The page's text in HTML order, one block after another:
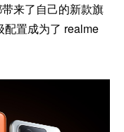
来了自己的新款旗
配置成为了 realme